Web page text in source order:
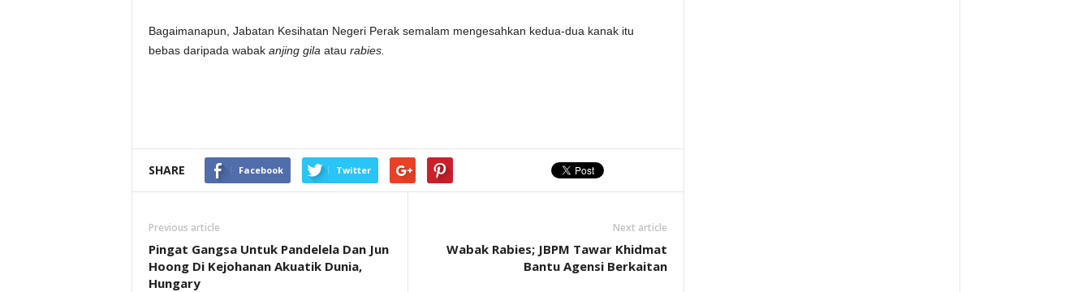
Bagaimanapun, Jabatan Kesihatan Negeri Perak semalam mengesahkan kedua-dua kanak itu
bebas daripada wabakanjing gila atau rabies.
SHARE Facebook Twitter
Previous article
Pingat Gangsa Untuk Pandelela Dan Jun
Hoong Di Kejohanan Akuatik Dunia,
Hungary
Next article
Wabak Rabies; JBPM Tawar Khidmat
Bantu Agensi Berkaitan